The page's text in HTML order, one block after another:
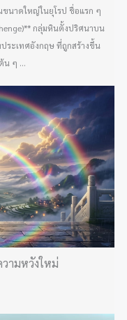
นาดใหญ่ในยุโรป ชื่อแรก ๆ
กลุ่มหินตั้งปริศนาบน
ระเทศอังกฤษ ที่ถูกสร้างขึ้น
น ๆ ...
ามหวังใหม่